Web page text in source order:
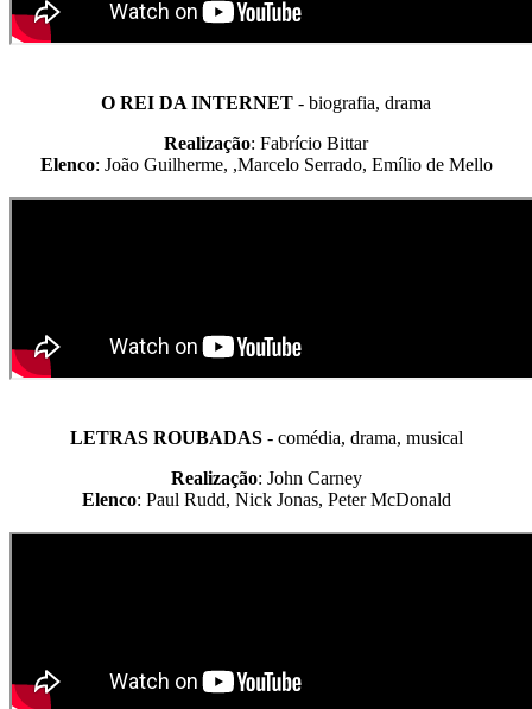
O REI DA INTERNET - biografia, drama
Realização: Fabrício Bittar
Elenco: João Guilherme, ,Marcelo Serrado, Emílio de Mello
LETRAS ROUBADAS - comédia, drama, musical
Realização: John Carney
Elenco: Paul Rudd, Nick Jonas, Peter McDonald